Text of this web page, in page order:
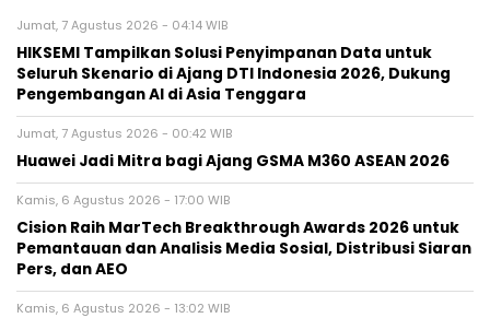
Jumat, 7 Agustus 2026 - 04:14 WIB
HIKSEMI Tampilkan Solusi Penyimpanan Data untuk
Seluruh Skenario di Ajang DTI Indonesia 2026, Dukung
Pengembangan AI di Asia Tenggara
Jumat, 7 Agustus 2026 - 00:42 WIB
Huawei Jadi Mitra bagi Ajang GSMA M360 ASEAN 2026
Kamis, 6 Agustus 2026 - 17:00 WIB
Cision Raih MarTech Breakthrough Awards 2026 untuk
Pemantauan dan Analisis Media Sosial, Distribusi Siaran
Pers, dan AEO
Kamis, 6 Agustus 2026 - 13:02 WIB